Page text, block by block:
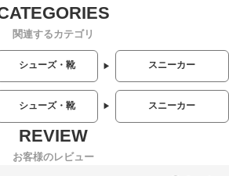
関連するカテゴリ
シューズ・靴 スニーカー
シューズ・靴 スニーカー
お客様のレビュー